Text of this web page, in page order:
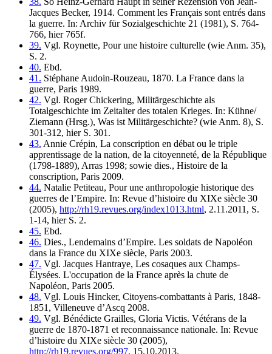
Jacques Becker, 1914. Comment les Français sont entrés dans
la guerre. In: Archiv für Sozialgeschichte 21 (1981), S. 764-
766, hier 765f.
39. Vgl. Roynette, Pour une histoire culturelle (wie Anm. 35),
S. 2.
40. Ebd.
41. Stéphane Audoin-Rouzeau, 1870. La France dans la
guerre, Paris 1989.
42. Vgl. Roger Chickering, Militärgeschichte als
Totalgeschichte im Zeitalter des totalen Krieges. In: Kühne/
Ziemann (Hrsg.), Was ist Militärgeschichte? (wie Anm. 8), S.
301-312, hier S. 301.
43. Annie Crépin, La conscription en débat ou le triple
apprentissage de la nation, de la citoyenneté, de la République
(1798-1889), Arras 1998; sowie dies., Histoire de la
conscription, Paris 2009.
44. Natalie Petiteau, Pour une anthropologie historique des
guerres de l’Empire. In: Revue d’histoire du XIXe siècle 30
(2005), http://rh19.revues.org/index1013.html, 2.11.2011, S.
1-14, hier S. 2.
45. Ebd.
46. Dies., Lendemains d’Empire. Les soldats de Napoléon
dans la France du XIXe siècle, Paris 2003.
47. Vgl. Jacques Hantraye, Les cosaques aux Champs-
Élysées. L'occupation de la France après la chute de
Napoléon, Paris 2005.
48. Vgl. Louis Hincker, Citoyens-combattants à Paris, 1848-
1851, Villeneuve d’Ascq 2008.
49. Vgl. Bénédicte Grailles, Gloria Victis. Vétérans de la
guerre de 1870-1871 et reconnaissance nationale. In: Revue
d’histoire du XIXe siècle 30 (2005),
http://rh19.revues.org/997, 15.10.2013.